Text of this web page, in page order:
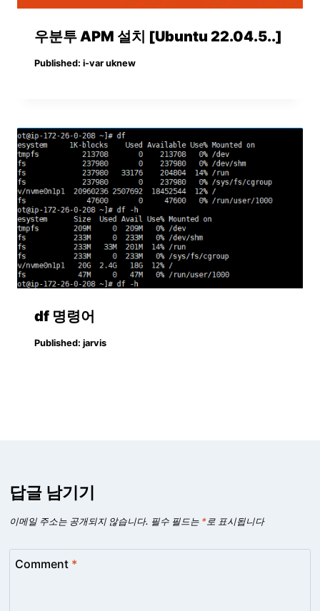
우분투 APM 설치 [Ubuntu 22.04.5..]
Published: i-var uknew
df 명령어
Published: jarvis
답글 남기기
이메일 주소는 공개되지 않습니다. 필수 필드는 *로 표시됩니다
Comment *